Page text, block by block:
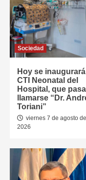
Sociedad
Hoy se inaugurará
CTI Neonatal del
Hospital, que
llamarse “Dr.
Toriani”
viernes 7 de agosto de
2026